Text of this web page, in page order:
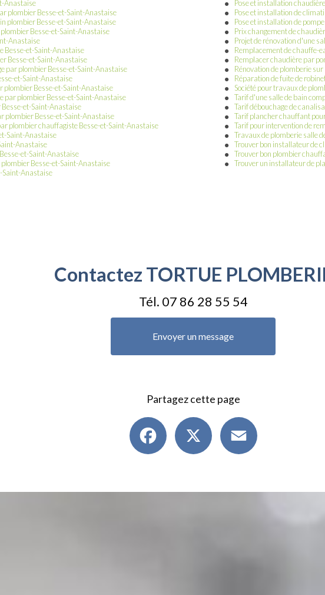
Anastaise
plombier Besse-et-Saint-Anastaise
plombier Besse-et-Saint-Anastaise
Besse-et-Saint-Anastaise
Anastaise
Besse-et-Saint-Anastaise
Besse-et-Saint-Anastaise
par plombier Besse-et-Saint-Anastaise
et-Saint-Anastaise
plombier Besse-et-Saint-Anastaise
par plombier Besse-et-Saint-Anastaise
et-Saint-Anastaise
plombier Besse-et-Saint-Anastaise
plombier chauffagiste Besse-et-Saint-Anastaise
Saint-Anastaise
Anastaise
et-Saint-Anastaise
Besse-et-Saint-Anastaise
Saint-Anastaise
Pose et installation
Pose et installation de
Pose et installation de
Prix changement de
Projet de rénovation d'une
Remplacement de chauffe-
Remplacer chaudière par
Rénovation de plomberie
Réparation de fuite de
Société pour travaux de
Tarif d'une salle de bain
Tarif débouchage de
Tarif plancher chauffant
Tarif pour intervention de
Travaux de plomberie salle
Trouver bon installateur de
Trouver bon plombier
Trouver un installateur de
Contactez TORTUE
Tél. 07 86 28 55 54
Envoyer un message
Partagez cette page
Facebook